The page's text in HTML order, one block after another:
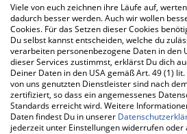
Service Hotline Onlineshop
Viele von euch zeichnen ihre Läufe auf,
dadurch besser werden. Auch wir wollen
Cookies. Für das Setzen dieser Cookies
Du selbst kannst entscheiden, welche du
verarbeiten personenbezogene Daten in den
dieser Services zustimmst, erklärst Du dich
Deiner Daten in den USA gemäß Art. 49 (1)
von uns genutzten Dienstleister sind nach
zertifiziert, so dass ein angemessenes
Standards erreicht wird. Weitere
Daten findest Du in unserer
jederzeit unter Einstellungen widerrufen oder